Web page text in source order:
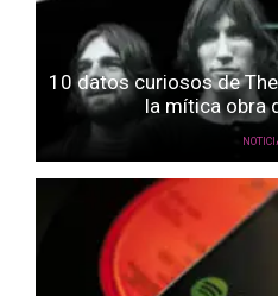
10 datos curiosos de
la mítica obra